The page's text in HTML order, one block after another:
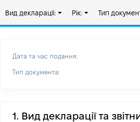
Вид декларації: Рік: Тип
Дата та час подання:
Тип документа:
1. Вид декларації та